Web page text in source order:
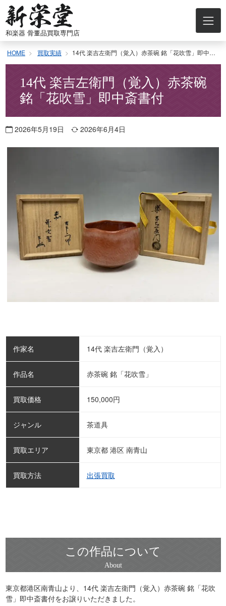
ン和楽器 骨董品買取専門店
HOME 買取実績 14代 楽吉左衛門（覚入）赤茶碗 銘「花吹雪」即中斎書付
14代 楽吉左衛門（覚入）赤茶碗
銘「花吹雪」即中斎書付
2026年5月19日 2026年6月4日
作家名 14代 楽吉左衛門（覚入）
作品名 赤茶碗 銘「花吹雪」
買取価格 150,000円
ジャンル 茶道具
買取エリア 東京都 港区 南青山
買取方法 出張買取
この作品について
東京都港区南青山より、14代 楽吉左衛門（覚入）赤茶碗 銘「花吹
雪」即中斎書付をお譲りいただきました。